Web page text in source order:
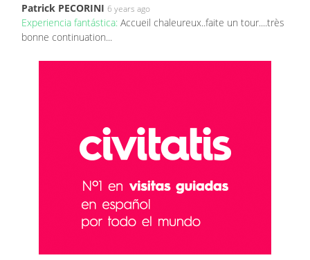
Patrick PECORINI 6 years ago
Experiencia fantástica: Accueil chaleureux..faite un tour....très
bonne continuation...